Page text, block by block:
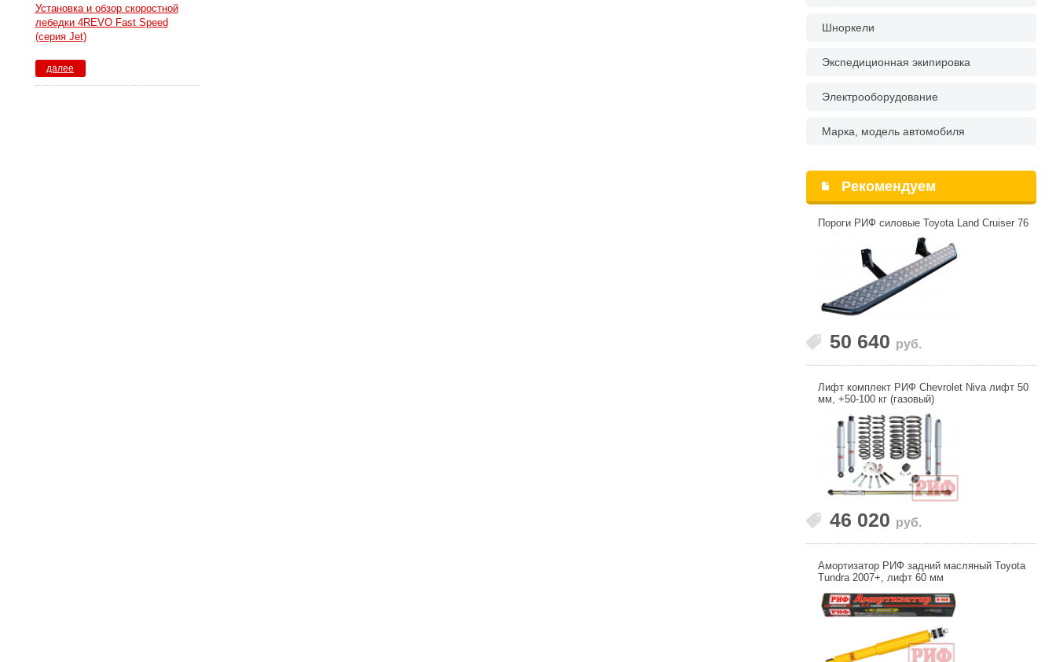
Установка и обзор скоростной
лебедки 4REVO Fast Speed
(серия Jet)
далее
Шноркели
Экспедиционная экипировка
Электрооборудование
Марка, модель автомобиля
Рекомендуем
Пороги РИФ силовые Toyota Land Cruiser 76
50 640 руб.
Лифт комплект РИФ Chevrolet Niva лифт 50
мм, +50-100 кг (газовый)
46 020 руб.
Амортизатор РИФ задний масляный Toyota
Tundra 2007+, лифт 60 мм